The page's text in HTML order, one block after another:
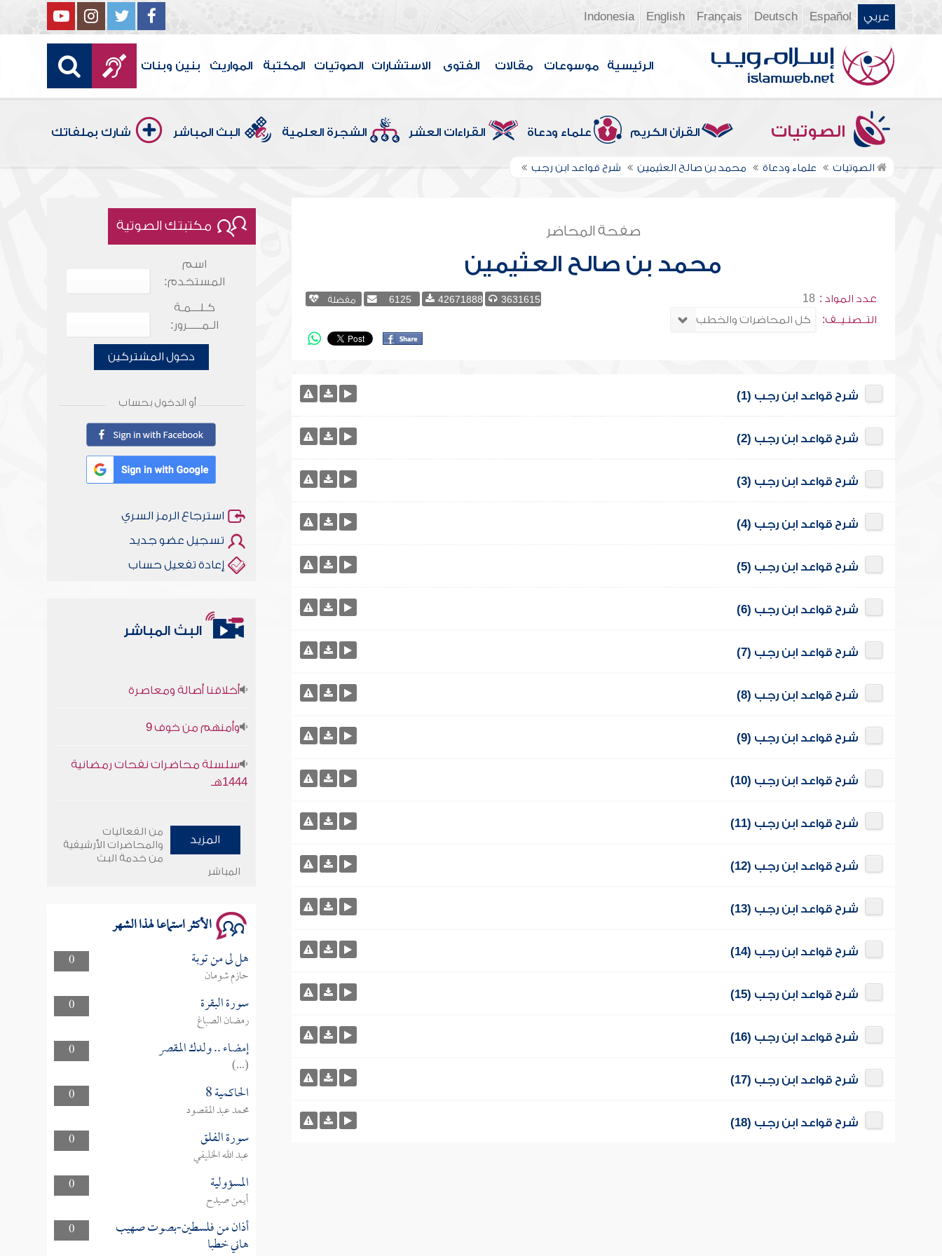
عربي Español
Deutsch
Français
English
Indonesia
الرئيسية موسوعات مقالات الفتوى الاستشارات الصوتيات المكتبة المواريث بنين وبنات
الصوتيات القرآن الكريم علماء ودعاة القراءات العشر الشجرة العلمية البث المباشر شارك بملفاتك
الصوتيات علماء ودعاة محمد بن صالح العثيمين شرح قواعد ابن رجب
صفحة المحاضر
محمد بن صالح العثيمين
عدد المواد : 18
التــصنـيــف:
3631615
42671888
6125 مفضلة
شرح قواعد ابن رجب (1)
شرح قواعد ابن رجب (2)
شرح قواعد ابن رجب (3)
شرح قواعد ابن رجب (4)
شرح قواعد ابن رجب (5)
شرح قواعد ابن رجب (6)
شرح قواعد ابن رجب (7)
شرح قواعد ابن رجب (8)
شرح قواعد ابن رجب (9)
شرح قواعد ابن رجب (10)
شرح قواعد ابن رجب (11)
شرح قواعد ابن رجب (12)
شرح قواعد ابن رجب (13)
شرح قواعد ابن رجب (14)
شرح قواعد ابن رجب (15)
شرح قواعد ابن رجب (16)
شرح قواعد ابن رجب (17)
شرح قواعد ابن رجب (18)
مكتبتك الصوتية
اسم
المستخدم:
كـلـــمـة
الـمـــــرور:
دخول المشتركين
أو الدخول بحساب
استرجاع الرمز السري
تسجيل عضو جديد
إعادة تفعيل حساب
البث المباشر
1444هـ
وأمنهم من خوف 9
المزيد
من الفعاليات
والمحاضرات الأرشيفية
من خدمة البث
المباشر
الأكثر استماعا لهذا الشهر
0 هل لى من توبة
حازم شومان
0
سورة البقرة
رمضان الصباغ
0
إمضاء .. ولدك المقصر
(...)
0
الحاكمية 8
محمد عبد المقصود
0
سورة الفلق
عبد الله الخليفي
0
المسؤولية
أيمن صيدح
0
أذان من فلسطين-بصوت صهيب
هاني خطبا